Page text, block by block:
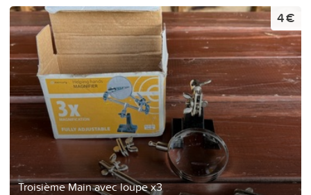
Troisième Main avec loupe x3
4 €